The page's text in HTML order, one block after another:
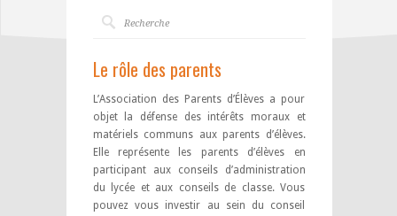
Le rôle des parents
L’Association des Parents d’Élèves a pour
objet la défense des intérêts moraux et
matériels communs aux parents d’élèves.
Elle représente les parents d’élèves en
participant aux conseils d’administration
du lycée et aux conseils de classe. Vous
pouvez vous investir au sein du conseil